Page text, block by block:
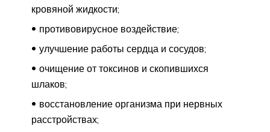
кровяной жидкости;
противовирусное воздействие;
улучшение работы сердца и сосудов;
очищение от токсинов и скопившихся
шлаков;
восстановление организма при нервных
расстройствах;